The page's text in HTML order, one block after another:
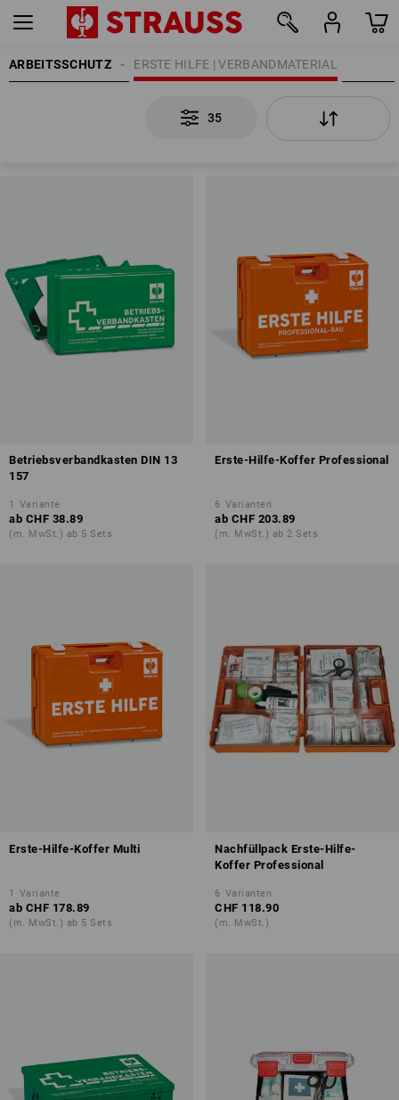
ARBEITSSCHUTZ ERSTE HILFE | VERBANDMATERIAL
35
Betriebsverbandkasten DIN 13
157
1 Variante
ab CHF 38.89
(m. MwSt.) ab 5 Sets
Erste-Hilfe-Koffer Professional
6 Varianten
ab CHF 203.89
(m. MwSt.) ab 2 Sets
Erste-Hilfe-Koffer Multi
1 Variante
ab CHF 178.89
(m. MwSt.) ab 5 Sets
Nachfüllpack Erste-Hilfe-
Koffer Professional
6 Varianten
CHF 118.90
(m. MwSt.)